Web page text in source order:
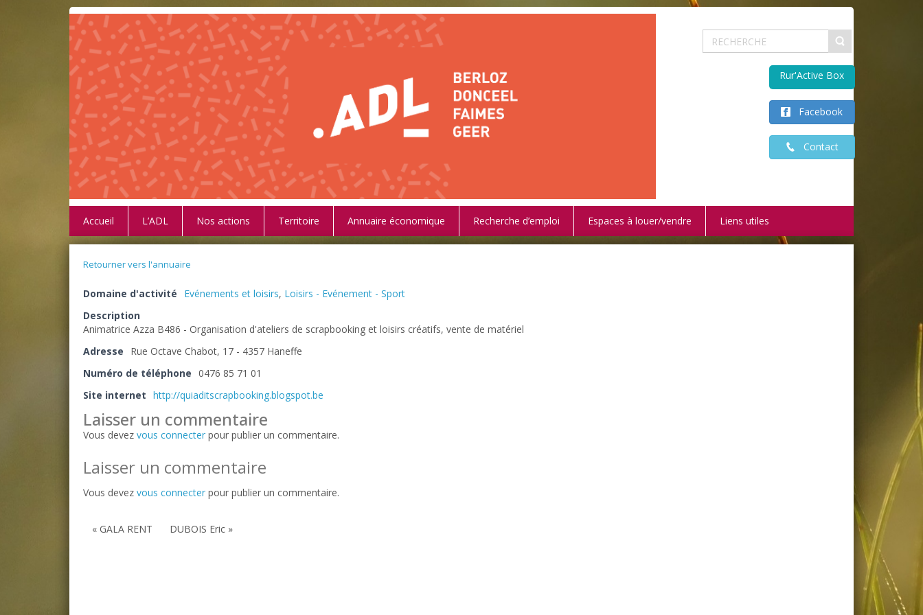
Facebook
Contact
Rur'Active Box
Accueil L’ADL Nos actions Territoire Annuaire économique Recherche d’emploi Espaces à louer/vendre Liens utiles
Retourner vers l'annuaire
Domaine d'activité Evénements et loisirs, Loisirs - Evénement - Sport
Description
Animatrice Azza B486 - Organisation d'ateliers de scrapbooking et loisirs créatifs, vente de matériel
Adresse
Rue Octave Chabot, 17 - 4357 Haneffe
Numéro de téléphone 0476 85 71 01
Site internet http://quiaditscrapbooking.blogspot.be
Laisser un commentaire
Vous devez vous connecter pour publier un commentaire.
Laisser un commentaire
Vous devez vous connecter pour publier un commentaire.
« GALA RENT DUBOIS Eric »